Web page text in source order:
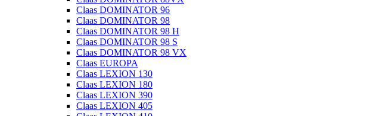
Claas DOMINATOR 96
Claas DOMINATOR 98
Claas DOMINATOR 98 H
Claas DOMINATOR 98 S
Claas DOMINATOR 98 VX
Claas EUROPA
Claas LEXION 130
Claas LEXION 180
Claas LEXION 390
Claas LEXION 405